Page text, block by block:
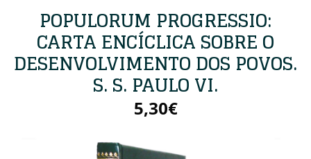
POPULORUM PROGRESSIO:
CARTA ENCÍCLICA SOBRE O
DESENVOLVIMENTO DOS POVOS.
S. S. PAULO VI.
5,30€